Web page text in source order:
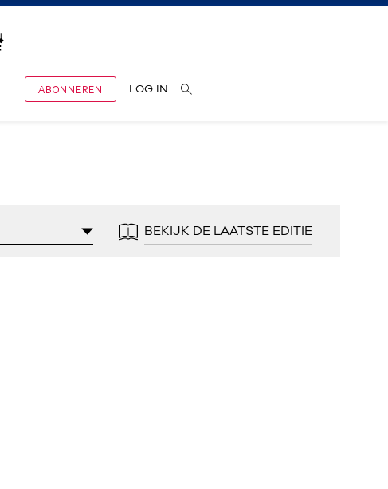
ABONNEREN LOG IN
BEKIJK DE LAATSTE EDITIE